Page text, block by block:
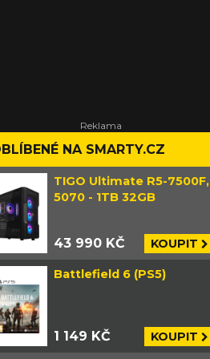
NA SMARTY.CZ
TIGO Ultimate R5-7500F,
5070 - 1TB 32GB
43 990 KČ KOUPIT
Battlefield 6 (PS5)
1 149 KČ KOUPIT